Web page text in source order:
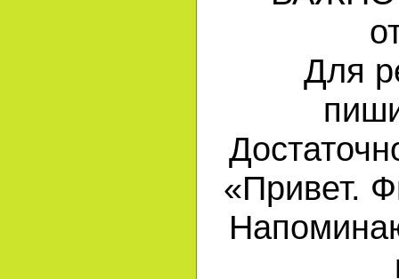
Для
«Привет.